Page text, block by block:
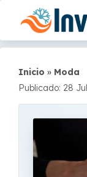
contenido
Inicio » Moda
Publicado: 28